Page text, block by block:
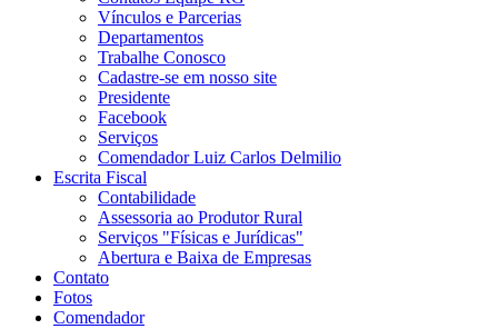
Vínculos e Parcerias
Departamentos
Trabalhe Conosco
Cadastre-se em nosso site
Presidente
Facebook
Serviços
Comendador Luiz Carlos Delmilio
Escrita Fiscal
Contabilidade
Assessoria ao Produtor Rural
Serviços "Físicas e Jurídicas"
Abertura e Baixa de Empresas
Contato
Fotos
Comendador